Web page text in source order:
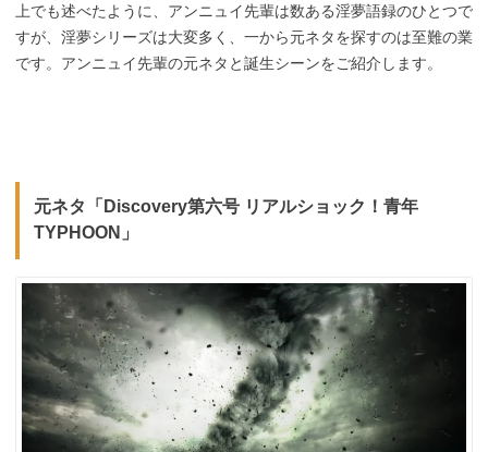
上でも述べたように、アンニュイ先輩は数ある淫夢語録のひとつで
すが、淫夢シリーズは大変多く、一から元ネタを探すのは至難の業
です。アンニュイ先輩の元ネタと誕生シーンをご紹介します。
元ネタ「Discovery第六号 リアルショック！青年
TYPHOON」